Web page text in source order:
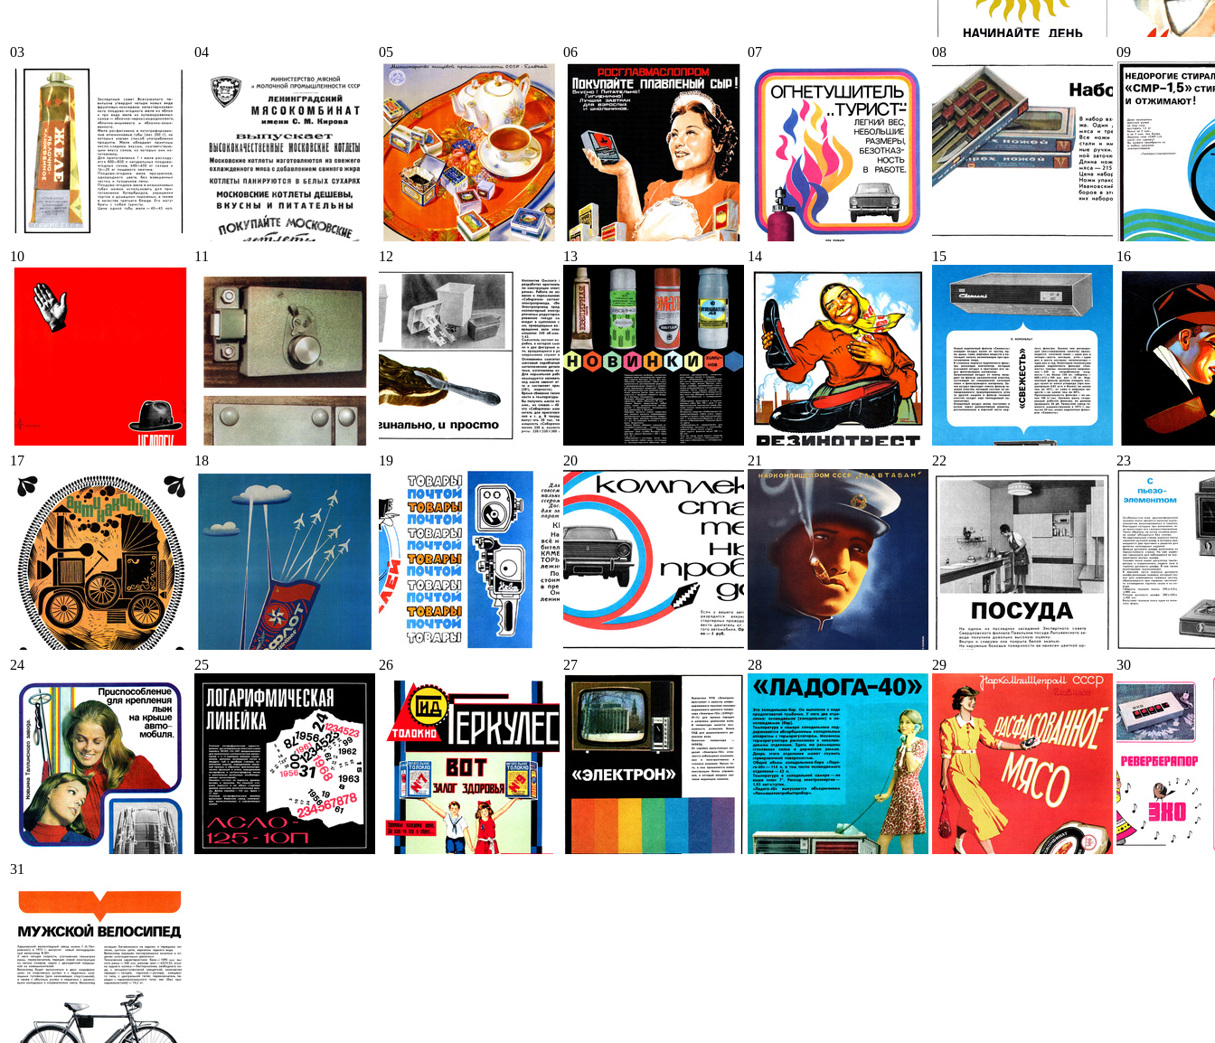
03 04 05 06 07 08 09
10 11 12 13 14 15 16
17 18 19 20 21 22 23
24 25 26 27 28 29 30
31